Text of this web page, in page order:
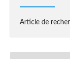
Article de